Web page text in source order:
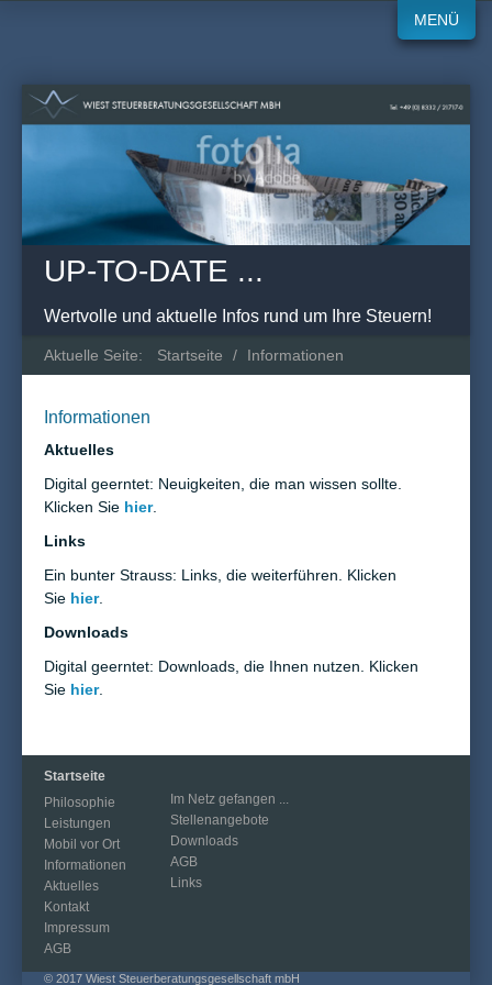
MENÜ
UP-TO-DATE ...
Wertvolle und aktuelle Infos rund um Ihre Steuern!
Aktuelle Seite: Startseite / Informationen
Informationen
Aktuelles
Digital geerntet: Neuigkeiten, die man wissen sollte.
Klicken Sie hier.
Links
Ein bunter Strauss: Links, die weiterführen. Klicken
Sie hier.
Downloads
Digital geerntet: Downloads, die Ihnen nutzen. Klicken
Sie hier.
Startseite
Philosophie
Leistungen
Mobil vor Ort
Informationen
Aktuelles
Kontakt
Impressum
AGB
Im Netz gefangen ...
Stellenangebote
Downloads
AGB
Links
© 2017 Wiest Steuerberatungsgesellschaft mbH